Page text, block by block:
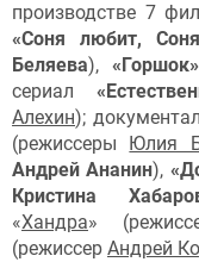
производстве 7
«Соня любит,
Беляева),«Горшок»
сериал
Алехин);
(режиссеры Юлия
Андрей Ананин),
Кристина
«Хандра»
(режиссер Андрей